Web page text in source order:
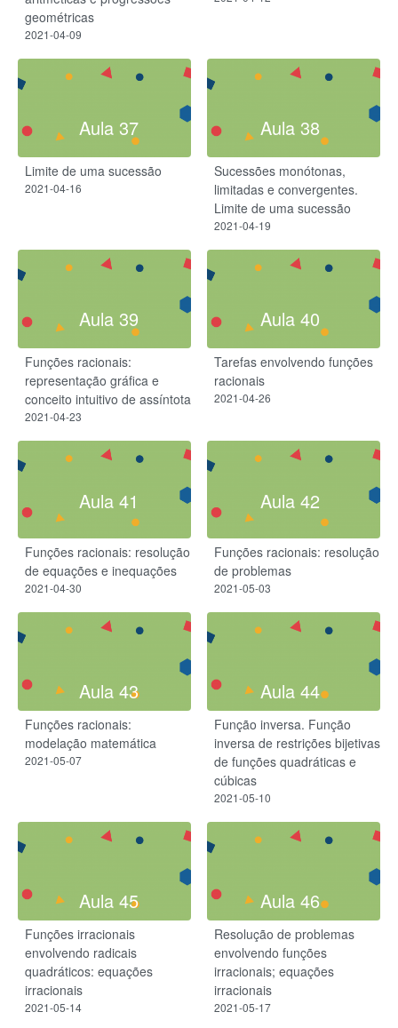
geométricas
2021-04-09
Aula 37
Limite de uma sucessão
2021-04-16
Aula 38
Sucessões monótonas,
limitadas e convergentes.
Limite de uma sucessão
2021-04-19
Aula 39
Funções racionais:
representação gráfica e
conceito intuitivo de assíntota
2021-04-23
Aula 40
Tarefas envolvendo funções
racionais
2021-04-26
Aula 41
Funções racionais: resolução
de equações e inequações
2021-04-30
Aula 42
Funções racionais: resolução
de problemas
2021-05-03
Aula 43
Funções racionais:
modelação matemática
2021-05-07
Aula 44
Função inversa. Função
inversa de restrições bijetivas
de funções quadráticas e
cúbicas
2021-05-10
Aula 45
Funções irracionais
envolvendo radicais
quadráticos: equações
irracionais
2021-05-14
Aula 46
Resolução de problemas
envolvendo funções
irracionais; equações
irracionais
2021-05-17